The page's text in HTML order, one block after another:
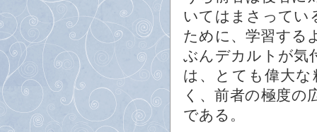
いてはまさってい
ために、学習する
ぶんデカルトが気
は、とても偉大
く、前者の極度
である。